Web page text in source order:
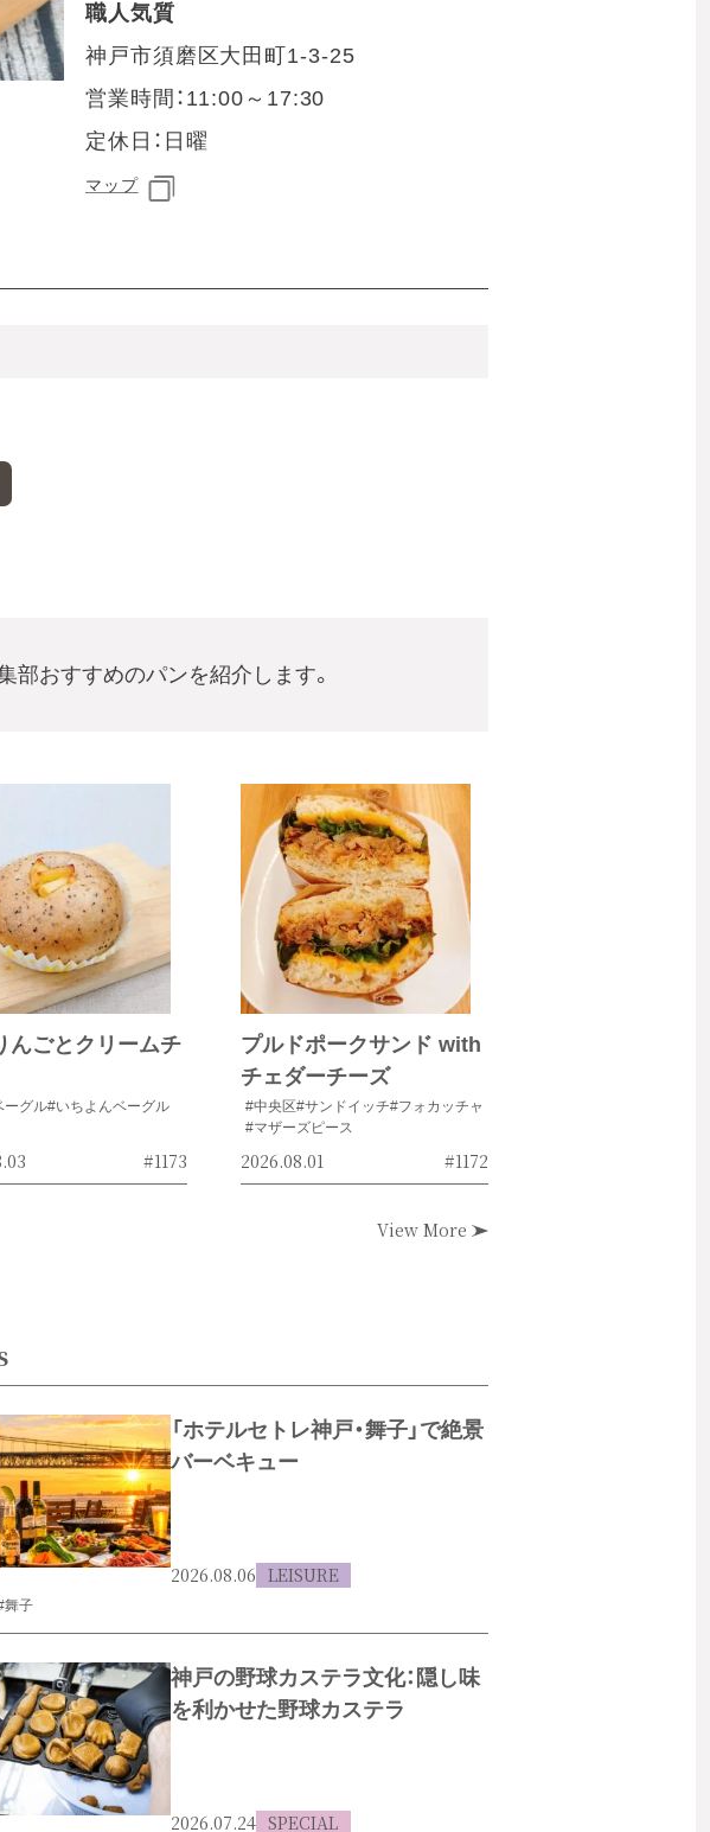
職人気質
神戸市須磨区大田町1-3-25
営業時間：11:00～17:30
定休日：日曜
マップ
部おすすめのパンを紹介します。
んごとクリームチ
ーグル#いちよんベーグル
#1173
プルドポークサンド with
チェダーチーズ
#中央区#サンドイッチ#フォカッチャ
#マザーズピース
2026.08.01 #1172
View More
「ホテルセトレ神戸・舞子」で絶景
バーベキュー
2026.08.06 LEISURE
舞子
神戸の野球カステラ文化：隠し味
を利かせた野球カステラ
2026.07.24 SPECIAL